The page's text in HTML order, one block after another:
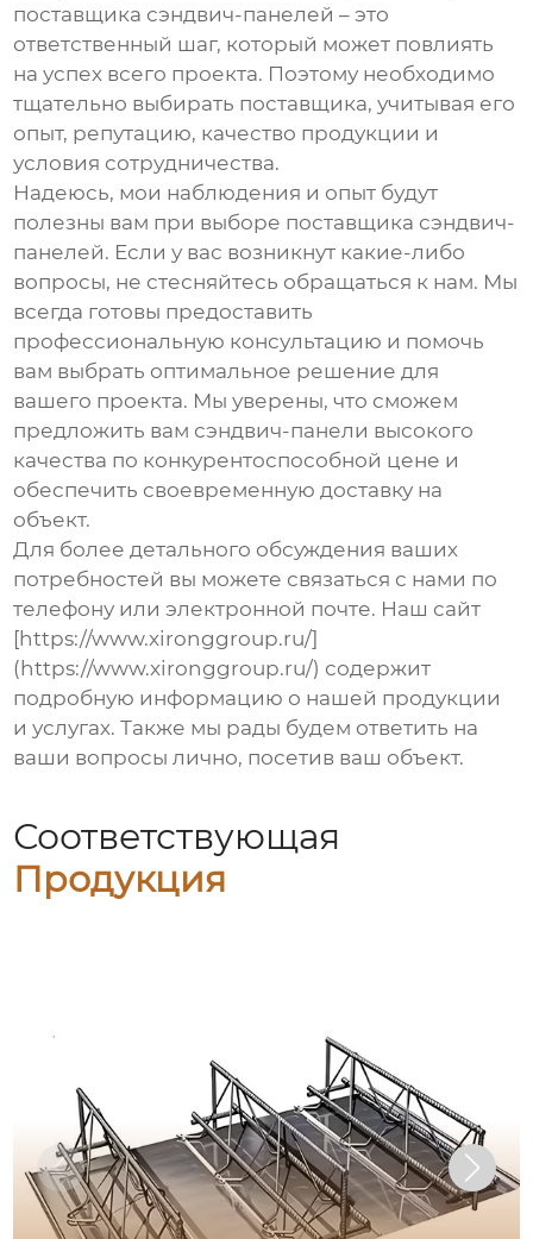
поставщика сэндвич-панелей – это
ответственный шаг, который может повлиять
на успех всего проекта. Поэтому необходимо
тщательно выбирать поставщика, учитывая его
опыт, репутацию, качество продукции и
условия сотрудничества.
Надеюсь, мои наблюдения и опыт будут
полезны вам при выборе поставщика сэндвич-
панелей. Если у вас возникнут какие-либо
вопросы, не стесняйтесь обращаться к нам. Мы
всегда готовы предоставить
профессиональную консультацию и помочь
вам выбрать оптимальное решение для
вашего проекта. Мы уверены, что сможем
предложить вам сэндвич-панели высокого
качества по конкурентоспособной цене и
обеспечить своевременную доставку на
объект.
Для более детального обсуждения ваших
потребностей вы можете связаться с нами по
телефону или электронной почте. Наш сайт
[https://www.xironggroup.ru/]
(https://www.xironggroup.ru/) содержит
подробную информацию о нашей продукции
и услугах. Также мы рады будем ответить на
ваши вопросы лично, посетив ваш объект.
Соответствующая
Продукция